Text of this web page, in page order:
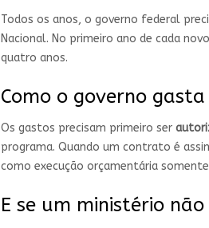
Todos os anos, o governo federal
Nacional. No primeiro ano de cada
quatro anos.
Como o governo gasta
Os gastos precisam primeiro ser
programa. Quando um contrato é
como execução orçamentária
E se um ministério